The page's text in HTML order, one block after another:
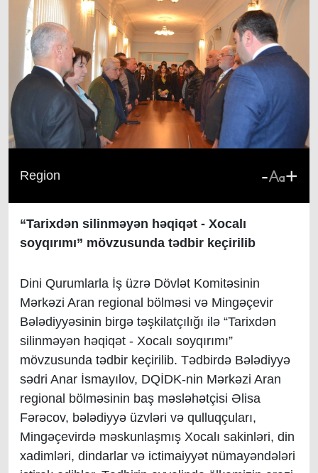
Region - +
“Tarixdən silinməyən həqiqət - Xocalı
soyqırımı” mövzusunda tədbir keçirilib
Dini Qurumlarla İş üzrə Dövlət Komitəsinin
Mərkəzi Aran regional bölməsi və Mingəçevir
Bələdiyyəsinin birgə təşkilatçılığı ilə “Tarixdən
silinməyən həqiqət - Xocalı soyqırımı”
mövzusunda tədbir keçirilib. Tədbirdə Bələdiyyə
sədri Anar İsmayılov, DQİDK-nin Mərkəzi Aran
regional bölməsinin baş məsləhətçisi Əlisa
Fərəcov, bələdiyyə üzvləri və qulluqçuları,
Mingəçevirdə məskunlaşmış Xocalı sakinləri, din
xadimləri, dindarlar və ictimaiyyət nümayəndələri